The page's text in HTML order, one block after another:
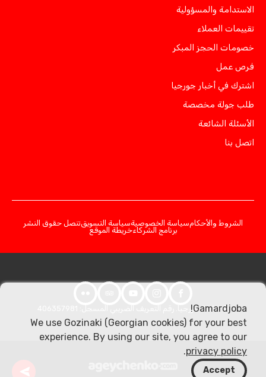
الاستدامة والمسؤولية
تقييمات العملاء
خصومات الحجز المبكر
فرص عمل
اشترك في أخبار جورجيا
طلب جولة مخصصة
الأسئلة الشائعة
اتصل بنا
الشروط والأحكامسياسة الخصوصيةسياسة التسويقتنصل حقوق النشر
برنامج الشركاءخريطة الموقع
© 2026 جورجيا. رقم التعريف الضريبي المسجل: 406357981
Gamardjoba!
We use Gozinaki (Georgian cookies) for your best
experience. By using our site, you agree to our
privacy policy
.
Accept